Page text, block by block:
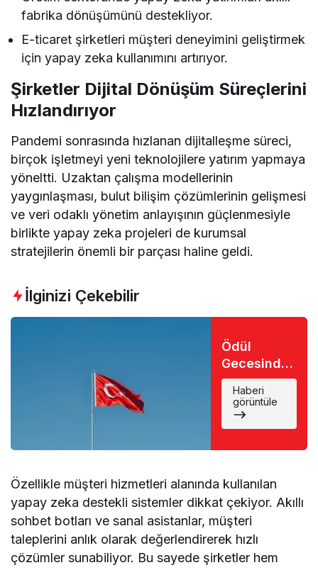
fabrika dönüşümünü destekliyor.
E-ticaret şirketleri müşteri deneyimini geliştirmek
için yapay zeka kullanımını artırıyor.
Şirketler Dijital Dönüşüm Süreçlerini
Hızlandırıyor
Pandemi sonrasında hızlanan dijitalleşme süreci,
birçok işletmeyi yeni teknolojilere yatırım yapmaya
yöneltti. Uzaktan çalışma modellerinin
yaygınlaşması, bulut bilişim çözümlerinin gelişmesi
ve veri odaklı yönetim anlayışının güçlenmesiyle
birlikte yapay zeka projeleri de kurumsal
stratejilerin önemli bir parçası haline geldi.
İlginizi Çekebilir
Ödül
Gecesinde
Büyük Şok:
Favori İsim
Eli Boş
Döndü
Haberi
görüntüle
Özellikle müşteri hizmetleri alanında kullanılan
yapay zeka destekli sistemler dikkat çekiyor. Akıllı
sohbet botları ve sanal asistanlar, müşteri
taleplerini anlık olarak değerlendirerek hızlı
çözümler sunabiliyor. Bu sayede şirketler hem